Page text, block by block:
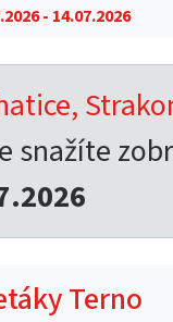
- 14.07.2026
snažíte
Terno